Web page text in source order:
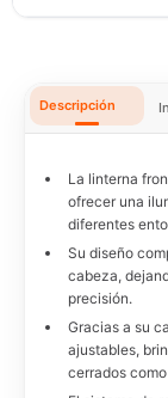
Descripción
La linterna
ofrecer una
diferentes
Su diseño
cabeza,
precisión.
Gracias a su
ajustables,
cerrados